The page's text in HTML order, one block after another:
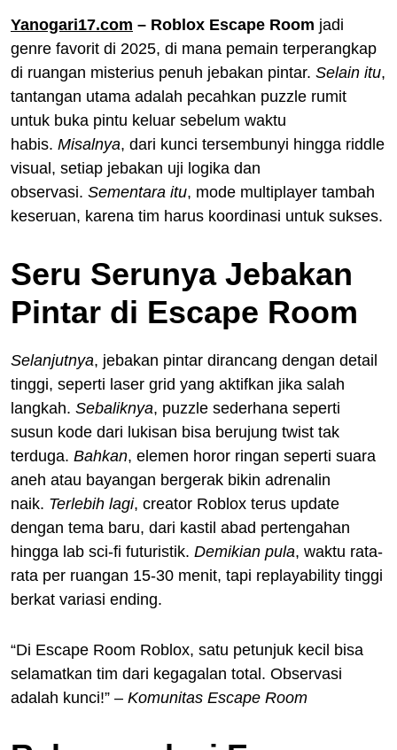
Yanogari17.com – Roblox Escape Room jadi
genre favorit di 2025, di mana pemain terperangkap
di ruangan misterius penuh jebakan pintar. Selain itu,
tantangan utama adalah pecahkan puzzle rumit
untuk buka pintu keluar sebelum waktu
habis. Misalnya, dari kunci tersembunyi hingga riddle
visual, setiap jebakan uji logika dan
observasi. Sementara itu, mode multiplayer tambah
keseruan, karena tim harus koordinasi untuk sukses.
Seru Serunya Jebakan
Pintar di Escape Room
Selanjutnya, jebakan pintar dirancang dengan detail
tinggi, seperti laser grid yang aktifkan jika salah
langkah. Sebaliknya, puzzle sederhana seperti
susun kode dari lukisan bisa berujung twist tak
terduga. Bahkan, elemen horor ringan seperti suara
aneh atau bayangan bergerak bikin adrenalin
naik. Terlebih lagi, creator Roblox terus update
dengan tema baru, dari kastil abad pertengahan
hingga lab sci-fi futuristik. Demikian pula, waktu rata-
rata per ruangan 15-30 menit, tapi replayability tinggi
berkat variasi ending.
“Di Escape Room Roblox, satu petunjuk kecil bisa
selamatkan tim dari kegagalan total. Observasi
adalah kunci!” – Komunitas Escape Room